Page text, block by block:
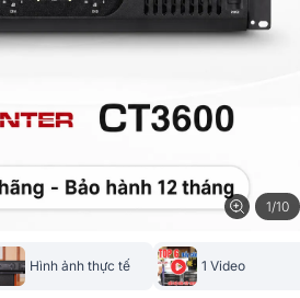
1/10
Hình ảnh thực tế 1 Video